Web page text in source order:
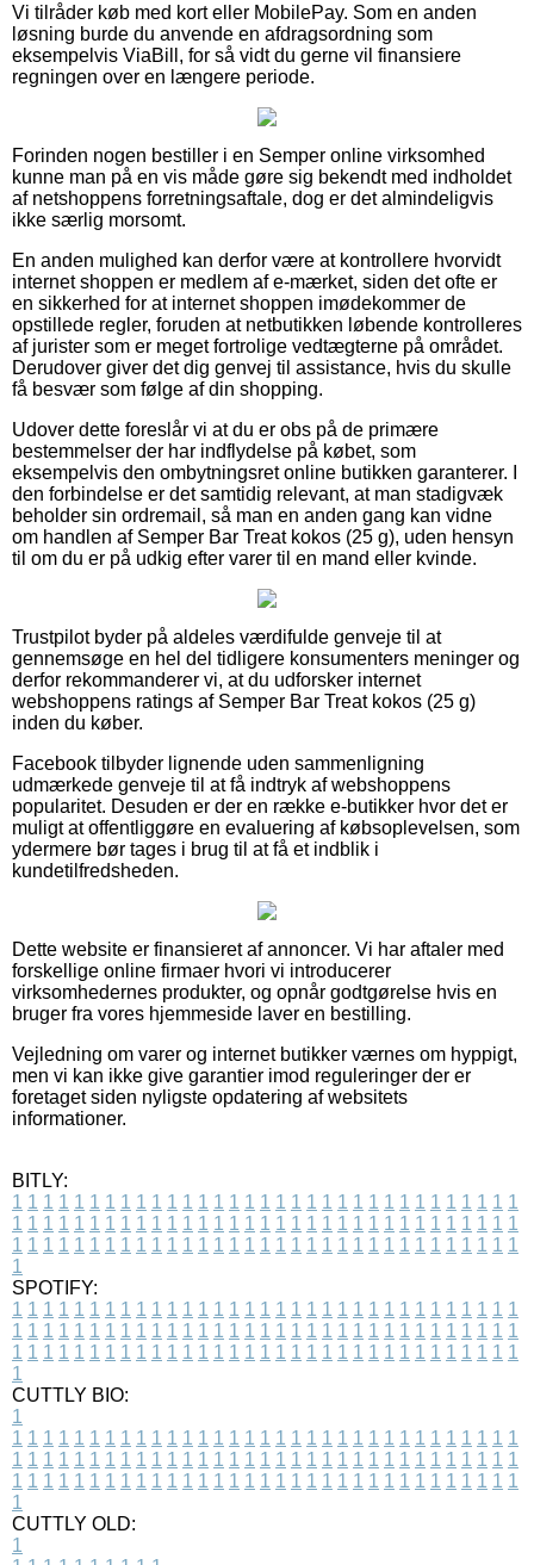
Vi tilråder køb med kort eller MobilePay. Som en anden
løsning burde du anvende en afdragsordning som
eksempelvis ViaBill, for så vidt du gerne vil finansiere
regningen over en længere periode.
Forinden nogen bestiller i en Semper online virksomhed
kunne man på en vis måde gøre sig bekendt med indholdet
af netshoppens forretningsaftale, dog er det almindeligvis
ikke særlig morsomt.
En anden mulighed kan derfor være at kontrollere hvorvidt
internet shoppen er medlem af e-mærket, siden det ofte er
en sikkerhed for at internet shoppen imødekommer de
opstillede regler, foruden at netbutikken løbende kontrolleres
af jurister som er meget fortrolige vedtægterne på området.
Derudover giver det dig genvej til assistance, hvis du skulle
få besvær som følge af din shopping.
Udover dette foreslår vi at du er obs på de primære
bestemmelser der har indflydelse på købet, som
eksempelvis den ombytningsret online butikken garanterer. I
den forbindelse er det samtidig relevant, at man stadigvæk
beholder sin ordremail, så man en anden gang kan vidne
om handlen af Semper Bar Treat kokos (25 g), uden hensyn
til om du er på udkig efter varer til en mand eller kvinde.
Trustpilot byder på aldeles værdifulde genveje til at
gennemsøge en hel del tidligere konsumenters meninger og
derfor rekommanderer vi, at du udforsker internet
webshoppens ratings af Semper Bar Treat kokos (25 g)
inden du køber.
Facebook tilbyder lignende uden sammenligning
udmærkede genveje til at få indtryk af webshoppens
popularitet. Desuden er der en række e-butikker hvor det er
muligt at offentliggøre en evaluering af købsoplevelsen, som
ydermere bør tages i brug til at få et indblik i
kundetilfredsheden.
Dette website er finansieret af annoncer. Vi har aftaler med
forskellige online firmaer hvori vi introducerer
virksomhedernes produkter, og opnår godtgørelse hvis en
bruger fra vores hjemmeside laver en bestilling.
Vejledning om varer og internet butikker værnes om hyppigt,
men vi kan ikke give garantier imod reguleringer der er
foretaget siden nyligste opdatering af websitets
informationer.
BITLY:
1 1 1 1 1 1 1 1 1 1 1 1 1 1 1 1 1 1 1 1 1 1 1 1 1 1 1 1 1 1 1 1 1
1 1 1 1 1 1 1 1 1 1 1 1 1 1 1 1 1 1 1 1 1 1 1 1 1 1 1 1 1 1 1 1 1
1 1 1 1 1 1 1 1 1 1 1 1 1 1 1 1 1 1 1 1 1 1 1 1 1 1 1 1 1 1 1 1 1
1
SPOTIFY:
1 1 1 1 1 1 1 1 1 1 1 1 1 1 1 1 1 1 1 1 1 1 1 1 1 1 1 1 1 1 1 1 1
1 1 1 1 1 1 1 1 1 1 1 1 1 1 1 1 1 1 1 1 1 1 1 1 1 1 1 1 1 1 1 1 1
1 1 1 1 1 1 1 1 1 1 1 1 1 1 1 1 1 1 1 1 1 1 1 1 1 1 1 1 1 1 1 1 1
1
CUTTLY BIO:
1
1 1 1 1 1 1 1 1 1 1 1 1 1 1 1 1 1 1 1 1 1 1 1 1 1 1 1 1 1 1 1 1 1
1 1 1 1 1 1 1 1 1 1 1 1 1 1 1 1 1 1 1 1 1 1 1 1 1 1 1 1 1 1 1 1 1
1 1 1 1 1 1 1 1 1 1 1 1 1 1 1 1 1 1 1 1 1 1 1 1 1 1 1 1 1 1 1 1 1
1
CUTTLY OLD:
1